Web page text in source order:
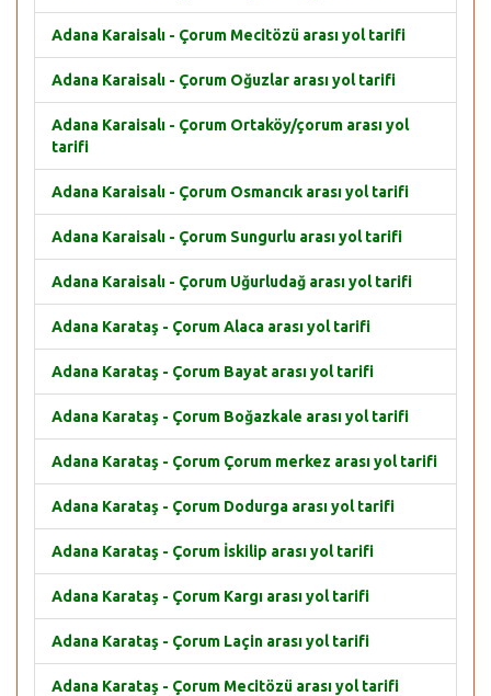
Adana Karaisalı - Çorum Mecitözü arası yol tarifi
Adana Karaisalı - Çorum Oğuzlar arası yol tarifi
Adana Karaisalı - Çorum Ortaköy/çorum arası yol
tarifi
Adana Karaisalı - Çorum Osmancık arası yol tarifi
Adana Karaisalı - Çorum Sungurlu arası yol tarifi
Adana Karaisalı - Çorum Uğurludağ arası yol tarifi
Adana Karataş - Çorum Alaca arası yol tarifi
Adana Karataş - Çorum Bayat arası yol tarifi
Adana Karataş - Çorum Boğazkale arası yol tarifi
Adana Karataş - Çorum Çorum merkez arası yol tarifi
Adana Karataş - Çorum Dodurga arası yol tarifi
Adana Karataş - Çorum İskilip arası yol tarifi
Adana Karataş - Çorum Kargı arası yol tarifi
Adana Karataş - Çorum Laçin arası yol tarifi
Adana Karataş - Çorum Mecitözü arası yol tarifi